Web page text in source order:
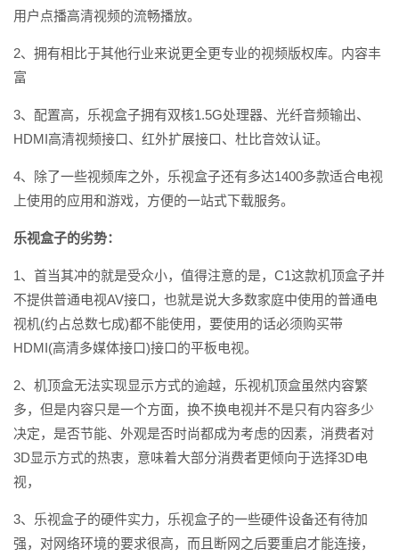
用户点播高清视频的流畅播放。
2、拥有相比于其他行业来说更全更专业的视频版权库。内容丰
富
3、配置高，乐视盒子拥有双核1.5G处理器、光纤音频输出、
HDMI高清视频接口、红外扩展接口、杜比音效认证。
4、除了一些视频库之外，乐视盒子还有多达1400多款适合电视
上使用的应用和游戏，方便的一站式下载服务。
乐视盒子的劣势：
1、首当其冲的就是受众小，值得注意的是，C1这款机顶盒子并
不提供普通电视AV接口，也就是说大多数家庭中使用的普通电
视机(约占总数七成)都不能使用，要使用的话必须购买带
HDMI(高清多媒体接口)接口的平板电视。
2、机顶盒无法实现显示方式的逾越，乐视机顶盒虽然内容繁
多，但是内容只是一个方面，换不换电视并不是只有内容多少
决定，是否节能、外观是否时尚都成为考虑的因素，消费者对
3D显示方式的热衷，意味着大部分消费者更倾向于选择3D电
视，
3、乐视盒子的硬件实力，乐视盒子的一些硬件设备还有待加
强，对网络环境的要求很高，而且断网之后要重启才能连接，